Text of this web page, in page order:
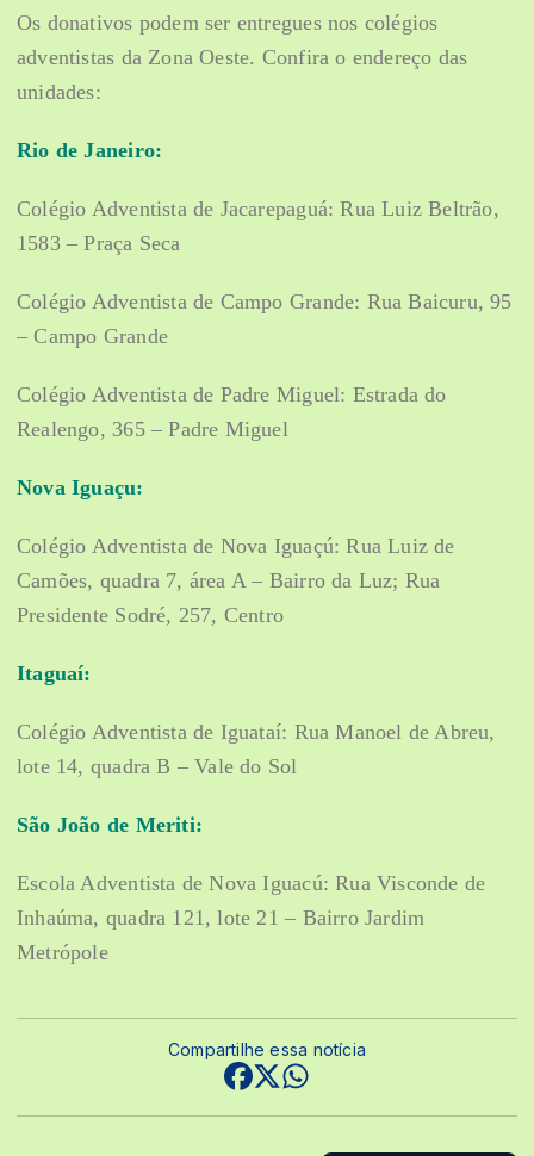
Os donativos podem ser entregues nos colégios
adventistas da Zona Oeste. Confira o endereço das
unidades:
Rio de Janeiro:
Colégio Adventista de Jacarepaguá: Rua Luiz Beltrão,
1583 – Praça Seca
Colégio Adventista de Campo Grande: Rua Baicuru, 95
– Campo Grande
Colégio Adventista de Padre Miguel: Estrada do
Realengo, 365 – Padre Miguel
Nova Iguaçu:
Colégio Adventista de Nova Iguaçú: Rua Luiz de
Camões, quadra 7, área A – Bairro da Luz; Rua
Presidente Sodré, 257, Centro
Itaguaí:
Colégio Adventista de Iguataí: Rua Manoel de Abreu,
lote 14, quadra B – Vale do Sol
São João de Meriti:
Escola Adventista de Nova Iguacú: Rua Visconde de
Inhaúma, quadra 121, lote 21 – Bairro Jardim
Metrópole
Compartilhe essa notícia